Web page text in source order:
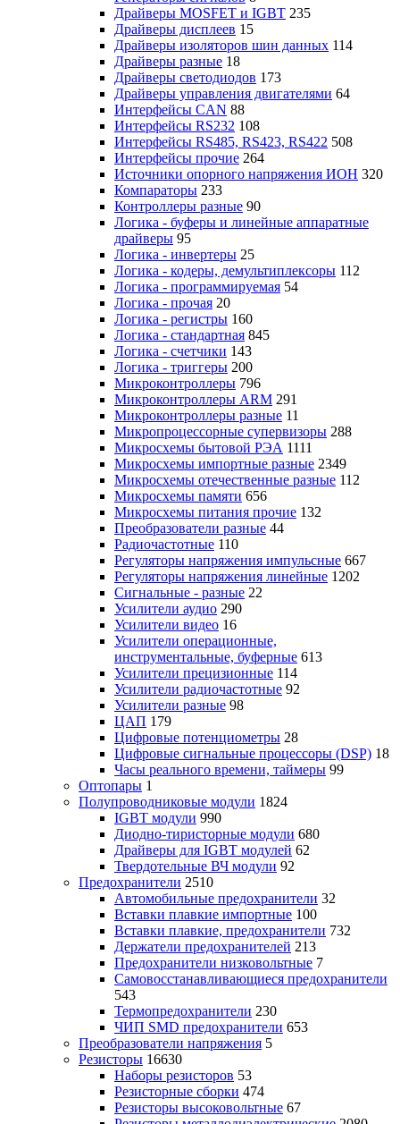
Драйверы MOSFET и IGBT 235
Драйверы дисплеев 15
Драйверы изоляторов шин данных 114
Драйверы разные 18
Драйверы светодиодов 173
Драйверы управления двигателями 64
Интерфейсы CAN 88
Интерфейсы RS232 108
Интерфейсы RS485, RS423, RS422 508
Интерфейсы прочие 264
Источники опорного напряжения ИОН 320
Компараторы 233
Контроллеры разные 90
Логика - буферы и линейные аппаратные
драйверы 95
Логика - инвертеры 25
Логика - кодеры, демультиплексоры 112
Логика - программируемая 54
Логика - прочая 20
Логика - регистры 160
Логика - стандартная 845
Логика - счетчики 143
Логика - триггеры 200
Микроконтроллеры 796
Микроконтроллеры ARM 291
Микроконтроллеры разные 11
Микропроцессорные супервизоры 288
Микросхемы бытовой РЭА 1111
Микросхемы импортные разные 2349
Микросхемы отечественные разные 112
Микросхемы памяти 656
Микросхемы питания прочие 132
Преобразователи разные 44
Радиочастотные 110
Регуляторы напряжения импульсные 667
Регуляторы напряжения линейные 1202
Сигнальные - разные 22
Усилители аудио 290
Усилители видео 16
Усилители операционные,
инструментальные, буферные 613
Усилители прецизионные 114
Усилители радиочастотные 92
Усилители разные 98
ЦАП 179
Цифровые потенциометры 28
Цифровые сигнальные процессоры (DSP) 18
Часы реального времени, таймеры 99
Оптопары 1
Полупроводниковые модули 1824
IGBT модули 990
Диодно-тиристорные модули 680
Драйверы для IGBT модулей 62
Твердотельные ВЧ модули 92
Предохранители 2510
Автомобильные предохранители 32
Вставки плавкие импортные 100
Вставки плавкие, предохранители 732
Держатели предохранителей 213
Предохранители низковольтные 7
Самовосстанавливающиеся предохранители
543
Термопредохранители 230
ЧИП SMD предохранители 653
Преобразователи напряжения 5
Резисторы 16630
Наборы резисторов 53
Резисторные сборки 474
Резисторы высоковольтные 67